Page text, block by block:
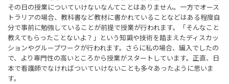
その日の授業についていけないなんてことはありません。一方でオース
トラリアの場合、教科書など教材に書かれていることなどはある程度自
分で事前に勉強していることが前提で授業が行われます。「そんなこと
教えてもらったことないよ？」という知識や技術を踏まえたディスカッ
ションやグループワークが行われます。さらに私の場合、編入でしたの
で、より専門性の高いところから授業がスタートしています。正直、日
本で看護師でなければついていけないことも多々あったように思いま
す。